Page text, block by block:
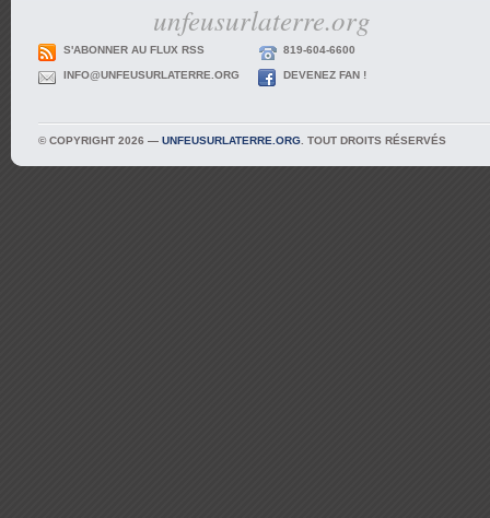
unfeusurlaterre.org
S'ABONNER AU FLUX RSS 819-604-6600
INFO@UNFEUSURLATERRE.ORG DEVENEZ FAN !
© COPYRIGHT 2026 — UNFEUSURLATERRE.ORG . TOUT DROITS RÉSERVÉS